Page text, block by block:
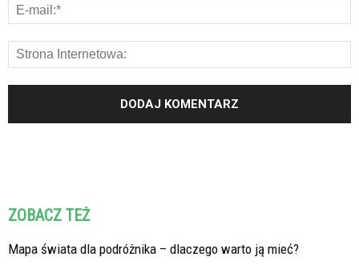
ZOBACZ TEŻ
Mapa świata dla podróżnika – dlaczego warto ją mieć?